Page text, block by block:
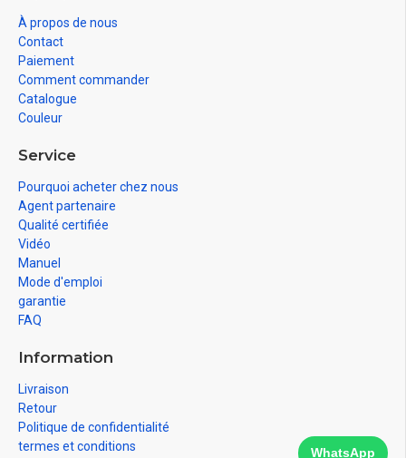
À propos de nous
Contact
Paiement
Comment commander
Catalogue
Couleur
Service
Pourquoi acheter chez nous
Agent partenaire
Qualité certifiée
Vidéo
Manuel
Mode d'emploi
garantie
FAQ
Information
Livraison
Retour
Politique de confidentialité
termes et conditions
WhatsApp